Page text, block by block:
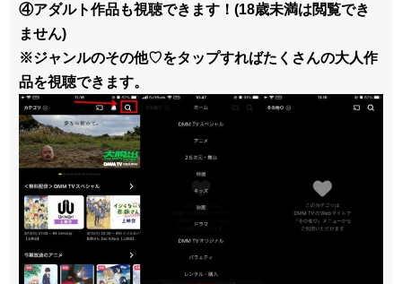
④アダルト作品も視聴できます！(18歳未満は閲覧でき
ません)
※ジャンルのその他♡をタップすればたくさんの大人作
品を視聴できます。